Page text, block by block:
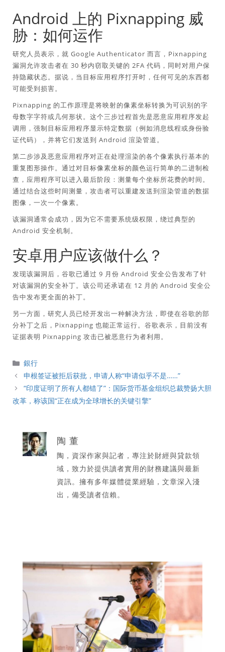
Android 上的 Pixnapping 威
胁：如何运作
研究人员表示，就 Google Authenticator 而言，Pixnapping
漏洞允许攻击者在 30 秒内窃取关键的 2FA 代码，同时对用户保
持隐藏状态。据说，当目标应用程序打开时，任何可见的东西都
可能受到损害。
Pixnapping 的工作原理是将映射的像素坐标转换为可识别的字
母数字字符或几何形状。这个三步过程首先是恶意应用程序发起
调用，强制目标应用程序显示特定数据（例如消息线程或身份验
证代码），并将它们发送到 Android 渲染管道。
第二步涉及恶意应用程序对正在处理渲染的各个像素执行基本的
重复图形操作。通过对目标像素坐标的颜色运行简单的二进制检
查，应用程序可以进入最后阶段：测量每个坐标所花费的时间。
通过结合这些时间测量，攻击者可以重建发送到渲染管道的数据
图像，一次一个像素。
该漏洞通常会成功，因为它不需要系统级权限，绕过典型的
Android 安全机制。
安卓用户应该做什么？
发现该漏洞后，谷歌已通过 9 月份 Android 安全公告发布了针
对该漏洞的安全补丁。该公司还承诺在 12 月的 Android 安全公
告中发布更全面的补丁。
另一方面，研究人员已经开发出一种解决方法，即使在谷歌的部
分补丁之后，Pixnapping 也能正常运行。谷歌表示，目前没有
证据表明 Pixnapping 攻击已被恶意行为者利用。
分
類
銀行
申根签证被拒后获批，申请人称“申请似乎不是……”
“印度证明了所有人都错了”：国际货币基金组织总裁赞扬大胆
改革，称该国“正在成为全球增长的关键引擎”
陶 董
陶，資深作家與記者，專注於財經與貸款領
域，致力於提供讀者實用的財務建議與最新
資訊。擁有多年媒體從業經驗，文章深入淺
出，備受讀者信賴。